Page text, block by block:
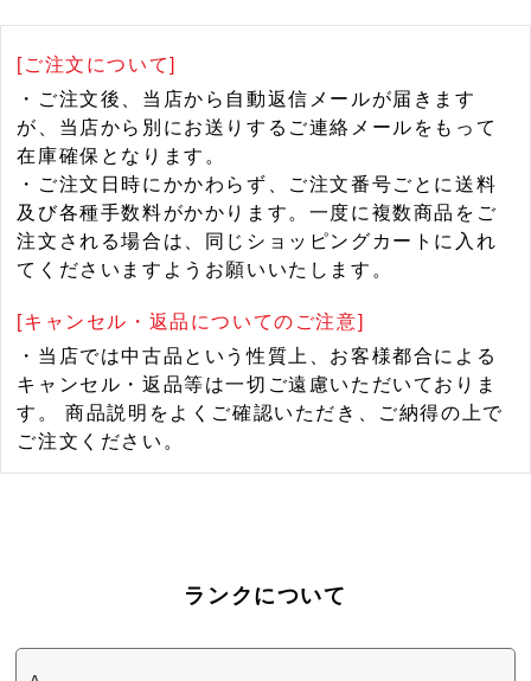
[ご注文について]
・ご注文後、当店から自動返信メールが届きます
が、当店から別にお送りするご連絡メールをもって
在庫確保となります。
・ご注文日時にかかわらず、ご注文番号ごとに送料
及び各種手数料がかかります。一度に複数商品をご
注文される場合は、同じショッピングカートに入れ
てくださいますようお願いいたします。
[キャンセル・返品についてのご注意]
・当店では中古品という性質上、お客様都合による
キャンセル・返品等は一切ご遠慮いただいておりま
す。 商品説明をよくご確認いただき、ご納得の上で
ご注文ください。
ランクについて